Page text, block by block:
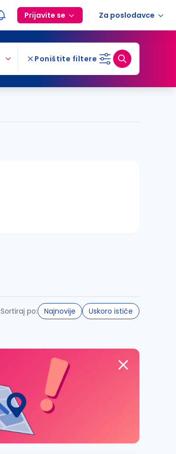
Prijavite se Za poslodavce
Poništite filtere
Sortiraj po: Najnovije Uskoro ističe